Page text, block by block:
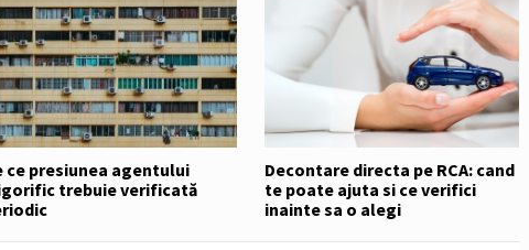
ce presiunea agentului
trebuie verificată
Decontare directa pe RCA: cand
te poate ajuta si ce verifici
inainte sa o alegi